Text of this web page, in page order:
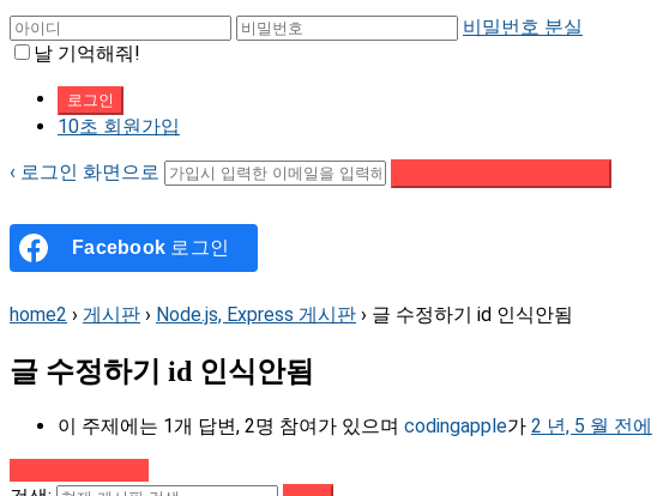
비밀번호 분실
날 기억해줘!
10초 회원가입
‹ 로그인 화면으로
Facebook 로그인
home2 › 게시판 › Node.js, Express 게시판 › 글 수정하기 id 인식안됨
글 수정하기 id 인식안됨
이 주제에는 1개 답변, 2명 참여가 있으며 codingapple가 2 년, 5 월 전에